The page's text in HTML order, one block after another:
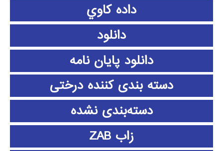
داده كاوي
دانلود
دانلود پايان نامه
دسته بندی کننده درختی
دسته‌بندی نشده
زاب ZAB